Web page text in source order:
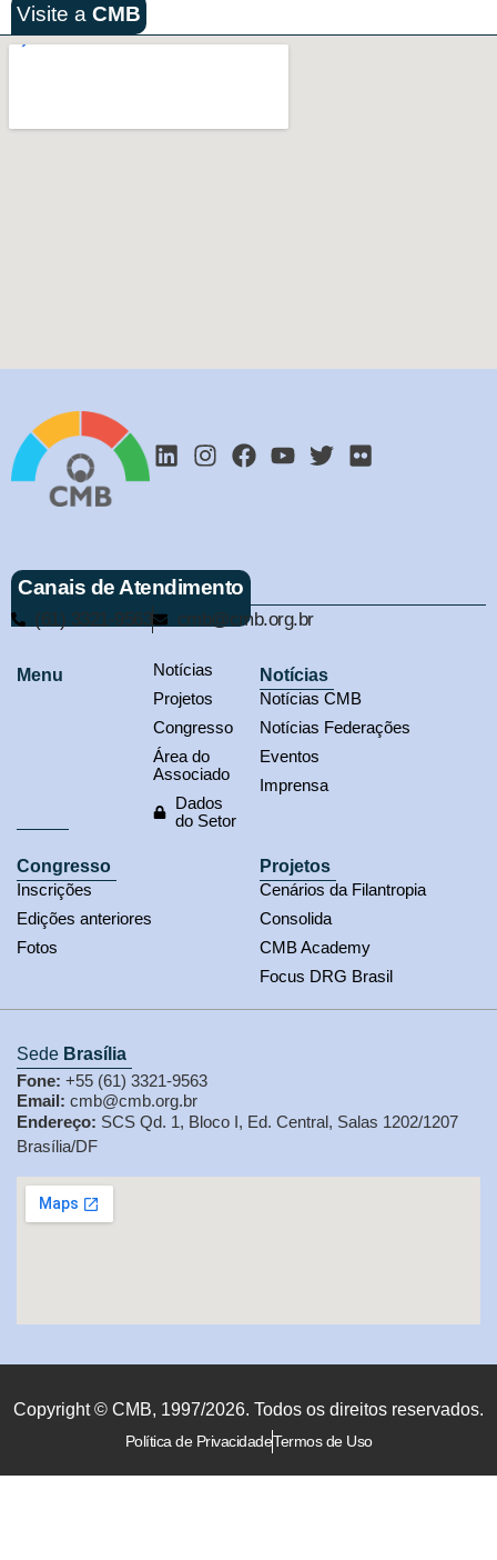
Visite a CMB
Canais de Atendimento
(61) 3321-9563 cmb@cmb.org.br
Menu
Notícias
Projetos
Congresso
Área do
Associado
Dados
do Setor
Notícias
Notícias CMB
Notícias Federações
Eventos
Imprensa
Congresso
Inscrições
Edições anteriores
Fotos
Projetos
Cenários da Filantropia
Consolida
CMB Academy
Focus DRG Brasil
Sede Brasília
Fone: +55 (61) 3321-9563
Email: cmb@cmb.org.br
Endereço: SCS Qd. 1, Bloco I, Ed. Central, Salas 1202/1207
Brasília/DF
Copyright © CMB, 1997/2026. Todos os direitos reservados.
Política de PrivacidadeTermos de Uso